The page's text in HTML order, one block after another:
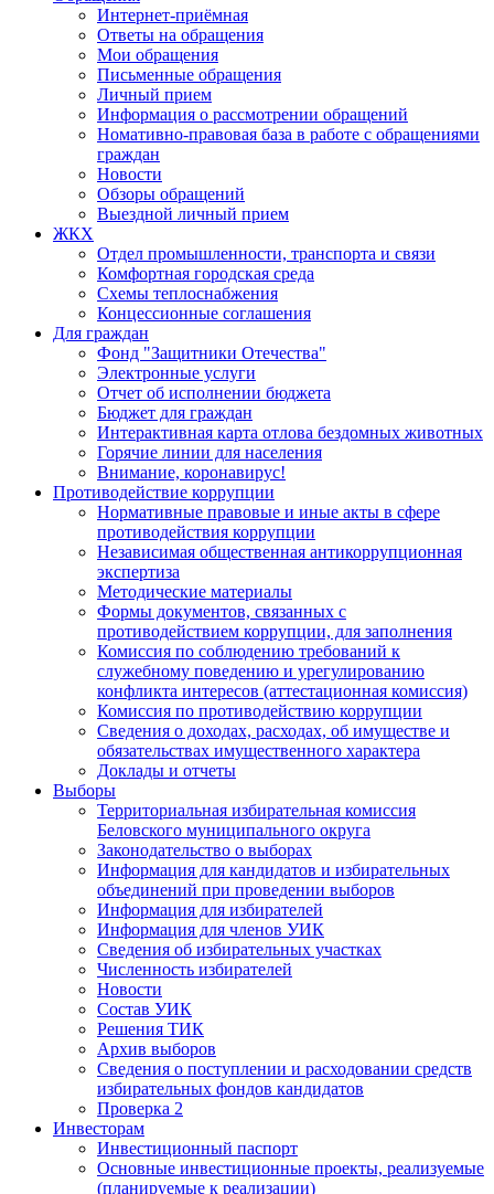
Интернет-приёмная
Ответы на обращения
Мои обращения
Письменные обращения
Личный прием
Информация о рассмотрении обращений
Номативно-правовая база в работе с обращениями
граждан
Новости
Обзоры обращений
Выездной личный прием
ЖКХ
Отдел промышленности, транспорта и связи
Комфортная городская среда
Схемы теплоснабжения
Концессионные соглашения
Для граждан
Фонд "Защитники Отечества"
Электронные услуги
Отчет об исполнении бюджета
Бюджет для граждан
Интерактивная карта отлова бездомных животных
Горячие линии для населения
Внимание, коронавирус!
Противодействие коррупции
Нормативные правовые и иные акты в сфере
противодействия коррупции
Независимая общественная антикоррупционная
экспертиза
Методические материалы
Формы документов, связанных с
противодействием коррупции, для заполнения
Комиссия по соблюдению требований к
служебному поведению и урегулированию
конфликта интересов (аттестационная комиссия)
Комиссия по противодействию коррупции
Сведения о доходах, расходах, об имуществе и
обязательствах имущественного характера
Доклады и отчеты
Выборы
Территориальная избирательная комиссия
Беловского муниципального округа
Законодательство о выборах
Информация для кандидатов и избирательных
объединений при проведении выборов
Информация для избирателей
Информация для членов УИК
Сведения об избирательных участках
Численность избирателей
Новости
Состав УИК
Решения ТИК
Архив выборов
Сведения о поступлении и расходовании средств
избирательных фондов кандидатов
Проверка 2
Инвесторам
Инвестиционный паспорт
Основные инвестиционные проекты, реализуемые
(планируемые к реализации)